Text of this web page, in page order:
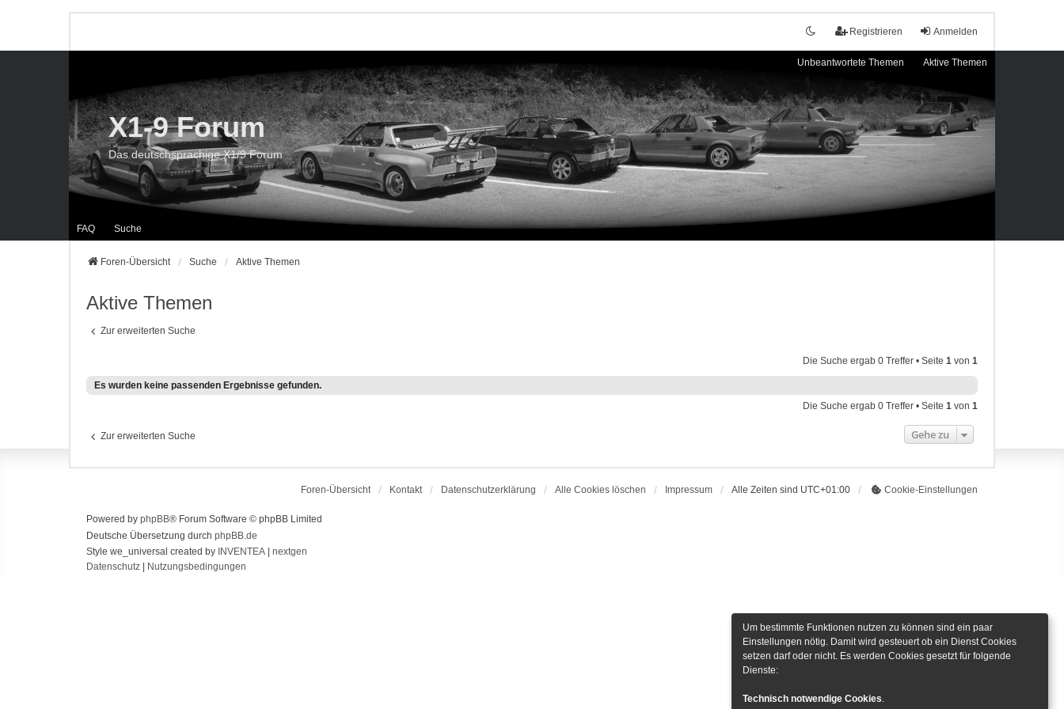
Anmelden
Registrieren
Unbeantwortete Themen Aktive Themen
FAQ Suche
X1-9 Forum
Das deutschsprachige X1/9 Forum
Foren-Übersicht Suche Aktive Themen
Aktive Themen
Zur erweiterten Suche
Die Suche ergab 0 Treffer • Seite 1 von 1
Es wurden keine passenden Ergebnisse gefunden.
Die Suche ergab 0 Treffer • Seite 1 von 1
Zur erweiterten Suche Gehe zu
Foren-Übersicht Kontakt Datenschutzerklärung Alle Cookies löschen Impressum Alle Zeiten sind UTC+01:00 Cookie-Einstellungen
Powered by phpBB® Forum Software © phpBB Limited
Deutsche Übersetzung durch phpBB.de
Style we_universal created by INVENTEA
nextgen
Datenschutz
Nutzungsbedingungen
Um bestimmte Funktionen nutzen zu können sind ein paar
Einstellungen nötig. Damit wird gesteuert ob ein Dienst Cookies
setzen darf oder nicht. Es werden Cookies gesetzt für folgende
Dienste:
Technisch notwendige Cookies.